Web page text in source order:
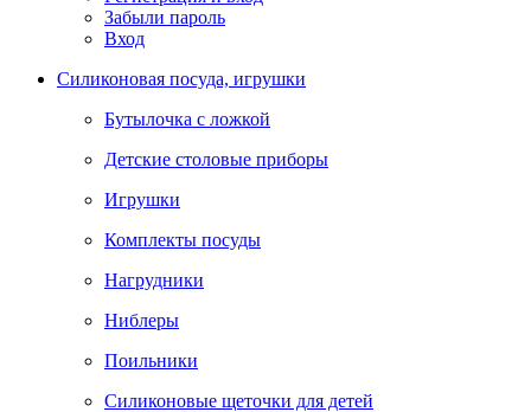
Забыли пароль
Вход
Силиконовая посуда, игрушки
Бутылочка с ложкой
Детские столовые приборы
Игрушки
Комплекты посуды
Нагрудники
Ниблеры
Поильники
Силиконовые щеточки для детей